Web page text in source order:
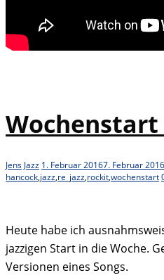
Wochenstart
Jens Jazz 1. Februar 20167. Februar 2016
hancock,jazz,re_jazz,rockit,wochenstart
Heute habe ich
jazzigen Start in die Woche.
Versionen eines Songs.